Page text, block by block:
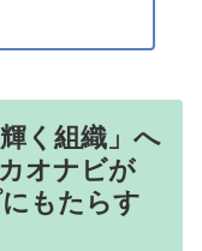
く組織」へ
オナビが
もたらす